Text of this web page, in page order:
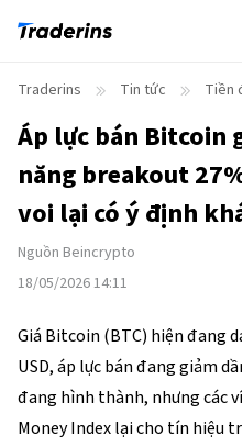
Traderins Tin tức Tiền
Áp lực bán Bitcoin
năng breakout
voi lại có ý định
Nguồn Beincrypto
18/05/2026 14:11
Giá Bitcoin (BTC) hiện đang
USD, áp lực bán đang giảm
đang hình thành, nhưng các
Money Index lại cho tín hiệu